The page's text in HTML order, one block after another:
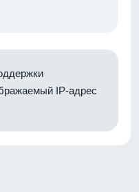
IP-адрес